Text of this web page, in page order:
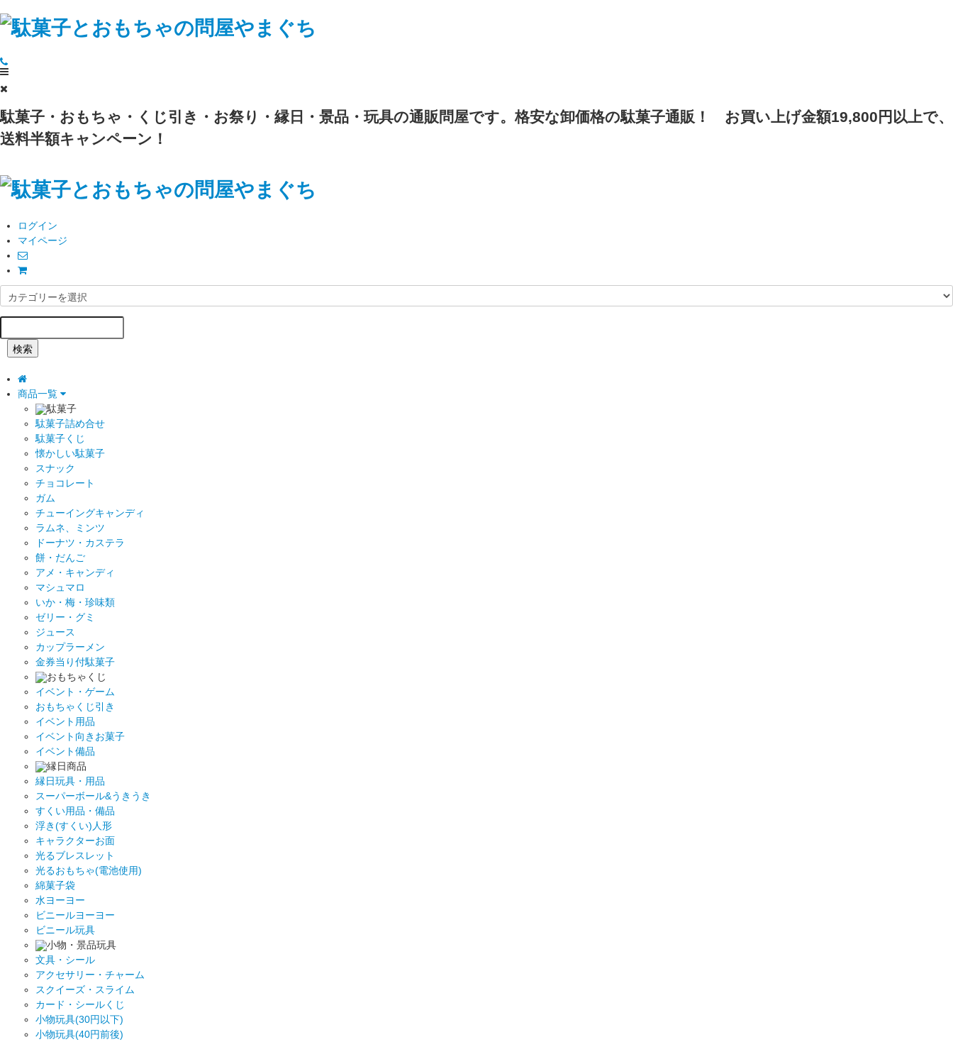
駄菓子・おもちゃ・くじ引き・お祭り・縁日・景品・玩具の通販問屋です。格安な卸価格の駄菓子通販！
お買い上げ金額19,800円以上で、
送料半額キャンペーン！
ログイン
マイページ
検索
商品一覧
駄菓子
駄菓子詰め合せ
駄菓子くじ
懐かしい駄菓子
スナック
チョコレート
ガム
チューイングキャンディ
ラムネ、ミンツ
ドーナツ・カステラ
餅・だんご
アメ・キャンディ
マシュマロ
いか・梅・珍味類
ゼリー・グミ
ジュース
カップラーメン
金券当り付駄菓子
おもちゃくじ
イベント・ゲーム
おもちゃくじ引き
イベント用品
イベント向きお菓子
イベント備品
縁日商品
縁日玩具・用品
スーパーボール&うきうき
すくい用品・備品
浮き(すくい)人形
キャラクターお面
光るブレスレット
光るおもちゃ(電池使用)
綿菓子袋
水ヨーヨー
ビニールヨーヨー
ビニール玩具
小物・景品玩具
文具・シール
アクセサリー・チャーム
スクイーズ・スライム
カード・シールくじ
小物玩具(30円以下)
小物玩具(40円前後)